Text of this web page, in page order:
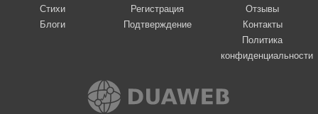
Стихи
Блоги
Регистрация
Подтверждение
Отзывы
Контакты
Политика
конфиденциальности